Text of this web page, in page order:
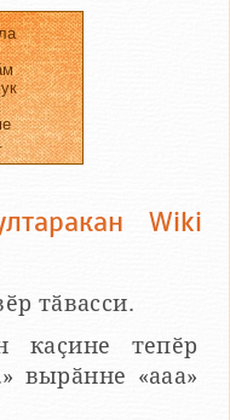
Wiki
тӑвасси.
каҫине тепӗр
вырӑнне «ааа»